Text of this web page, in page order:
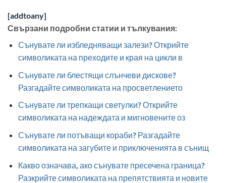
[addtoany]
Свързани подробни статии и тълкувания:
Сънувате ли избледняващи залези? Открийте
символиката на преходите и края на цикли в
Сънувате ли блестящи слънчеви дискове?
Разгадайте символиката на просветлението
Сънувате ли трепкащи светулки? Открийте
символиката на надеждата и мигновените оз
Сънувате ли потъващи кораби? Разгадайте
символиката на загубите и приключенията в сънищ
Какво означава, ако сънувате пресечена граница?
Разкрийте символиката на препятствията и новите